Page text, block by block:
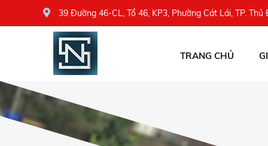
39 Đường 46-CL, Tổ 46, KP3, Phường Cát Lái, TP. Thủ
TRANG CHỦ